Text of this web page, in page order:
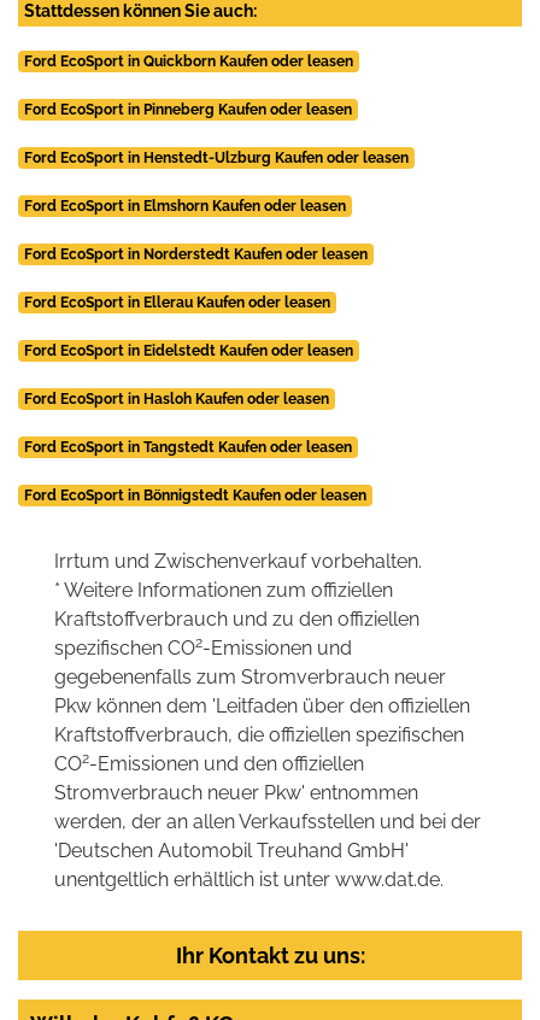
Stattdessen können Sie auch:
Ford EcoSport in Quickborn Kaufen oder leasen
Ford EcoSport in Pinneberg Kaufen oder leasen
Ford EcoSport in Henstedt-Ulzburg Kaufen oder leasen
Ford EcoSport in Elmshorn Kaufen oder leasen
Ford EcoSport in Norderstedt Kaufen oder leasen
Ford EcoSport in Ellerau Kaufen oder leasen
Ford EcoSport in Eidelstedt Kaufen oder leasen
Ford EcoSport in Hasloh Kaufen oder leasen
Ford EcoSport in Tangstedt Kaufen oder leasen
Ford EcoSport in Bönnigstedt Kaufen oder leasen
Irrtum und Zwischenverkauf vorbehalten.
* Weitere Informationen zum offiziellen
Kraftstoffverbrauch und zu den offiziellen
spezifischen CO2-Emissionen und
gegebenenfalls zum Stromverbrauch neuer
Pkw können dem 'Leitfaden über den offiziellen
Kraftstoffverbrauch, die offiziellen spezifischen
CO2-Emissionen und den offiziellen
Stromverbrauch neuer Pkw' entnommen
werden, der an allen Verkaufsstellen und bei der
'Deutschen Automobil Treuhand GmbH'
unentgeltlich erhältlich ist unter www.dat.de.
Ihr Kontakt zu uns: